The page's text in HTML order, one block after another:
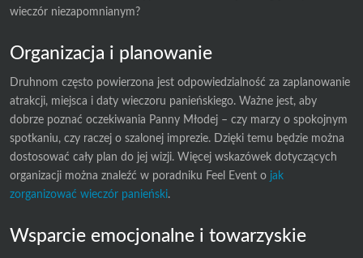
wieczór niezapomnianym?
Organizacja i planowanie
Druhnom często powierzona jest odpowiedzialność za zaplanowanie
atrakcji, miejsca i daty wieczoru panieńskiego. Ważne jest, aby
dobrze poznać oczekiwania Panny Młodej – czy marzy o spokojnym
spotkaniu, czy raczej o szalonej imprezie. Dzięki temu będzie można
dostosować cały plan do jej wizji. Więcej wskazówek dotyczących
organizacji można znaleźć w poradniku Feel Event o jak
zorganizować wieczór panieński.
Wsparcie emocjonalne i towarzyskie